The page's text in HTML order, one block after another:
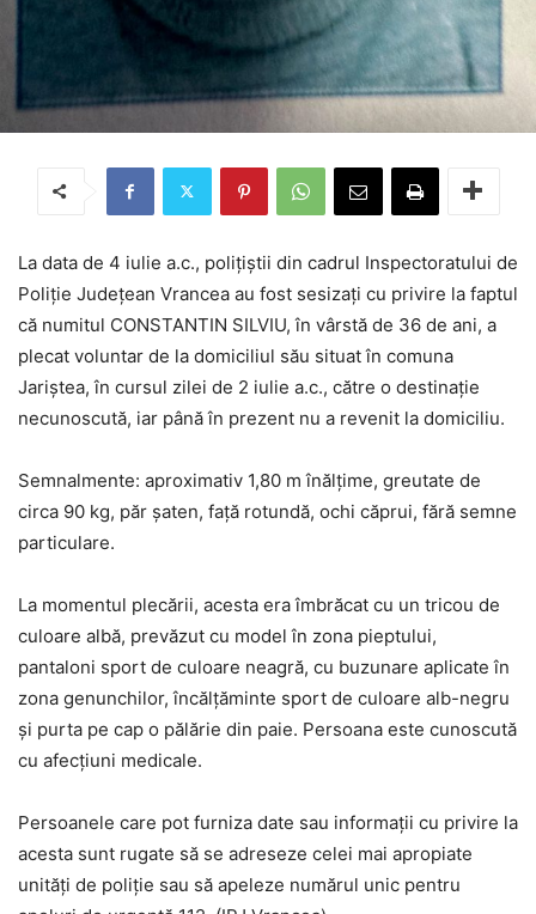
La data de 4 iulie a.c., polițiștii din cadrul Inspectoratului de
Poliție Județean Vrancea au fost sesizați cu privire la faptul
că numitul CONSTANTIN SILVIU, în vârstă de 36 de ani, a
plecat voluntar de la domiciliul său situat în comuna
Jariștea, în cursul zilei de 2 iulie a.c., către o destinație
necunoscută, iar până în prezent nu a revenit la domiciliu.
Semnalmente: aproximativ 1,80 m înălțime, greutate de
circa 90 kg, păr șaten, față rotundă, ochi căprui, fără semne
particulare.
La momentul plecării, acesta era îmbrăcat cu un tricou de
culoare albă, prevăzut cu model în zona pieptului,
pantaloni sport de culoare neagră, cu buzunare aplicate în
zona genunchilor, încălțăminte sport de culoare alb-negru
și purta pe cap o pălărie din paie. Persoana este cunoscută
cu afecțiuni medicale.
Persoanele care pot furniza date sau informații cu privire la
acesta sunt rugate să se adreseze celei mai apropiate
unități de poliție sau să apeleze numărul unic pentru